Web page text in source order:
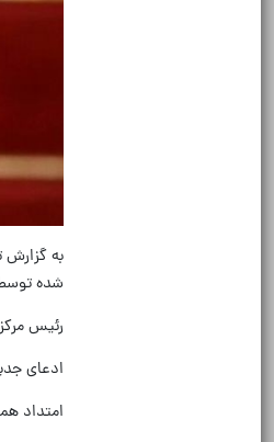
به گزارش
شده توسط
رئیس
ادعای
امتداد